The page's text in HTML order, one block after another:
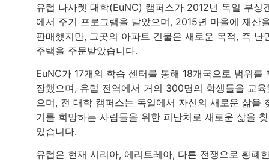
유럽 나사렛 대학(EuNC) 캠퍼스가 2012년 독일 부싱
에서 주거 프로그램을 닫았으며, 2015년 마을에 재산
판매했지만, 그곳의 아파트 건물은 새로운 목적, 즉 난
주택을 주문받았습니다.
EuNC가 17개의 학습 센터를 통해 18개국으로 범위를
장했으며, 유럽 전역에서 거의 300명의 학생들을 교육
으며, 전 대학 캠퍼스는 독일에서 자신의 새로운 삶을
기를 희망하는 사람들을 위한 피난처로 새로운 삶을
있습니다.
유럽은 현재 시리아, 에리트레아, 다른 전쟁으로 황폐